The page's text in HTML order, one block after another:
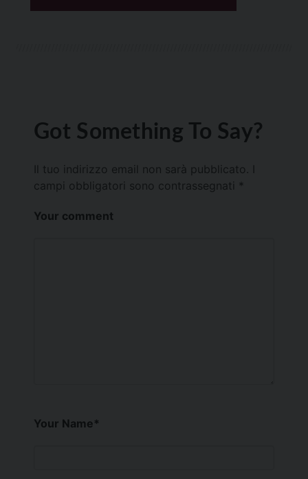
Got Something To Say?
Il tuo indirizzo email non sarà pubblicato.
campi obbligatori sono contrassegnati *
Your comment
Your Name*